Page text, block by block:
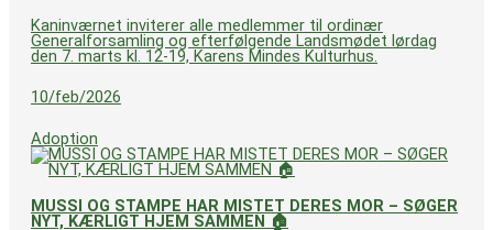
Kaninværnet inviterer alle medlemmer til ordinær
Generalforsamling og efterfølgende Landsmødet lørdag
den 7. marts kl. 12-19, Karens Mindes Kulturhus.
10/feb/2026
Adoption
MUSSI OG STAMPE HAR MISTET DERES MOR – SØGER
NYT, KÆRLIGT HJEM SAMMEN 🏠